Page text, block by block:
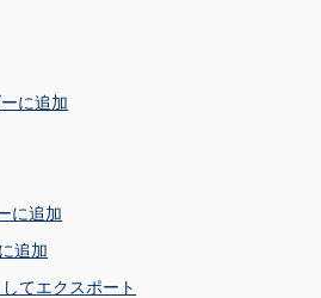
に追加
に追加
追加
てエクスポート